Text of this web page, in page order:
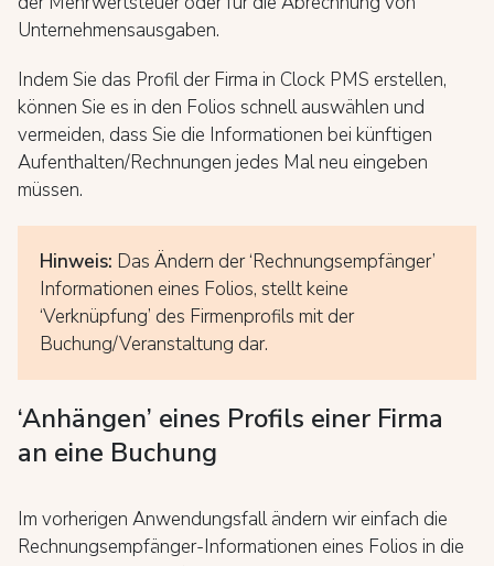
Unternehmensausgaben.
Indem Sie das Profil der Firma in Clock PMS erstellen,
können Sie es in den Folios schnell auswählen und
vermeiden, dass Sie die Informationen bei künftigen
Aufenthalten/Rechnungen jedes Mal neu eingeben
müssen.
Hinweis: Das Ändern der ‘Rechnungsempfänger’
Informationen eines Folios, stellt keine
‘Verknüpfung’ des Firmenprofils mit der
Buchung/Veranstaltung dar.
‘Anhängen’ eines Profils einer Firma
an eine Buchung
Im vorherigen Anwendungsfall ändern wir einfach die
Rechnungsempfänger-Informationen eines Folios in die